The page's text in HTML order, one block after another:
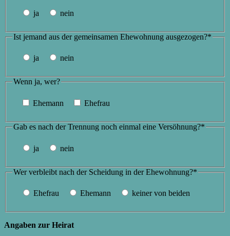
ja nein
Ist jemand aus der gemeinsamen Ehewohnung ausgezogen?*
ja nein
Wenn ja, wer?
Ehemann Ehefrau
Gab es nach der Trennung noch einmal eine Versöhnung?*
ja nein
Wer verbleibt nach der Scheidung in der Ehewohnung?*
Ehefrau Ehemann keiner von beiden
Angaben zur Heirat